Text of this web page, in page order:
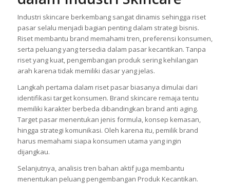
Industri skincare berkembang sangat dinamis sehingga riset
pasar selalu menjadi bagian penting dalam strategi bisnis.
Riset membantu brand memahami tren, preferensi konsumen,
serta peluang yang tersedia dalam pasar kecantikan. Tanpa
riset yang kuat, pengembangan produk sering kehilangan
arah karena tidak memiliki dasar yang jelas.
Langkah pertama dalam riset pasar biasanya dimulai dari
identifikasi target konsumen. Brand skincare remaja tentu
memiliki karakter berbeda dibandingkan brand anti aging.
Target pasar menentukan jenis formula, konsep kemasan,
hingga strategi komunikasi. Oleh karena itu, pemilik brand
harus memahami siapa konsumen utama yang ingin
dijangkau.
Selanjutnya, analisis tren bahan aktif juga membantu
menentukan peluang pengembangan Produk Kecantikan.